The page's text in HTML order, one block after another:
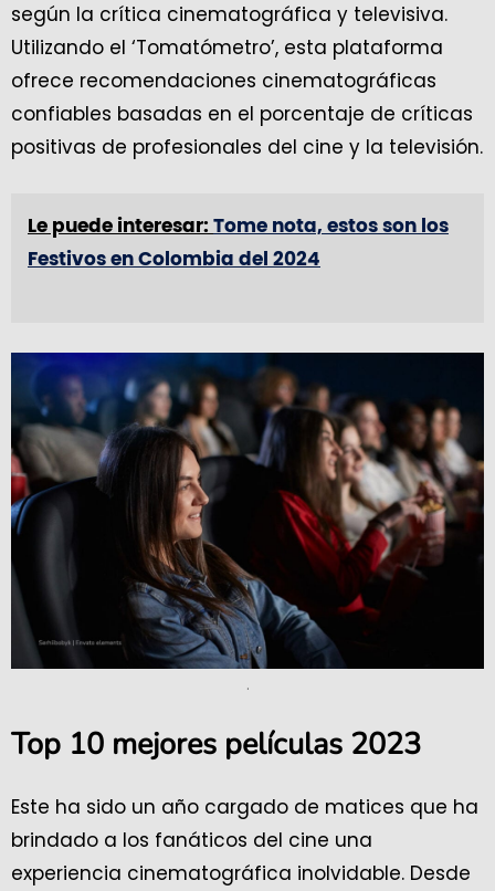
según la crítica cinematográfica y televisiva.
Utilizando el ‘Tomatómetro’, esta plataforma
ofrece recomendaciones cinematográficas
confiables basadas en el porcentaje de críticas
positivas de profesionales del cine y la televisión.
Le puede interesar: Tome nota, estos son los
Festivos en Colombia del 2024
.
Top 10 mejores películas 2023
Este ha sido un año cargado de matices que ha
brindado a los fanáticos del cine una
experiencia cinematográfica inolvidable. Desde